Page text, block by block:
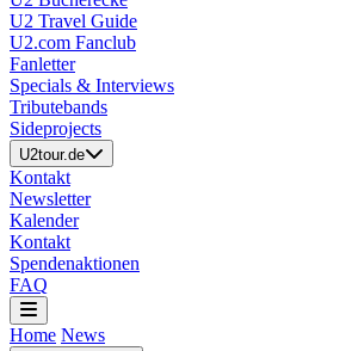
U2 Travel Guide
U2.com Fanclub
Fanletter
Specials & Interviews
Tributebands
Sideprojects
U2tour.de
Kontakt
Newsletter
Kalender
Kontakt
Spendenaktionen
FAQ
Home News